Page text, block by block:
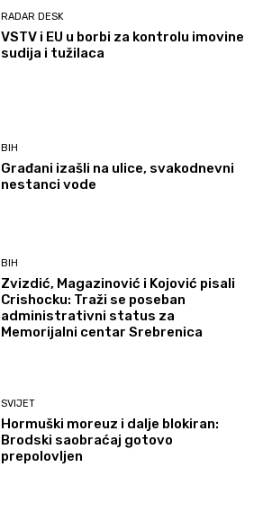
RADAR DESK
VSTV i EU u borbi za kontrolu imovine
sudija i tužilaca
BIH
Građani izašli na ulice, svakodnevni
nestanci vode
BIH
Zvizdić, Magazinović i Kojović pisali
Crishocku: Traži se poseban
administrativni status za
Memorijalni centar Srebrenica
SVIJET
Hormuški moreuz i dalje blokiran:
Brodski saobraćaj gotovo
prepolovljen